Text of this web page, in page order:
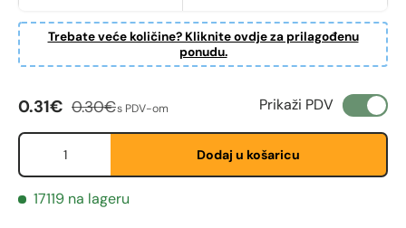
Trebate veće količine? Kliknite ovdje za prilagođenu
ponudu.
Fornavn *
Etternavn *
Cijena na sniženju
0.31€ Redovna cijena
0.30€s PDV-om Prikaži PDV
Količina
Dodaj u košaricu
17119 na lageru